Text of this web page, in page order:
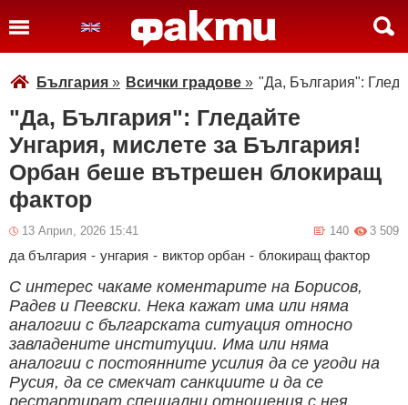
България » Всички градове » "Да, България":
"Да, България": Гледайте
Унгария, мислете за България!
Орбан беше вътрешен блокиращ
фактор
13 Април, 2026 15:41 3 509
140
да българия - унгария - виктор орбан - блокиращ фактор
С интерес чакаме коментарите на Борисов,
Радев и Пеевски. Нека кажат има или няма
аналогии с българската ситуация относно
завладените институции. Има или няма
аналогии с постоянните усилия да се угоди на
Русия, да се смекчат санкциите и да се
рестартират специални отношения с нея,